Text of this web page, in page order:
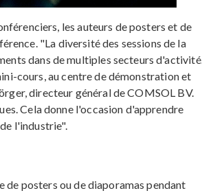
les auteurs de posters et de
"La diversité des sessions de la
dans de multiples secteurs d'activité.
cours, au centre de démonstration et
directeur général de COMSOL BV.
Cela donne l'occasion d'apprendre
l'industrie".
de posters ou de diaporamas pendant